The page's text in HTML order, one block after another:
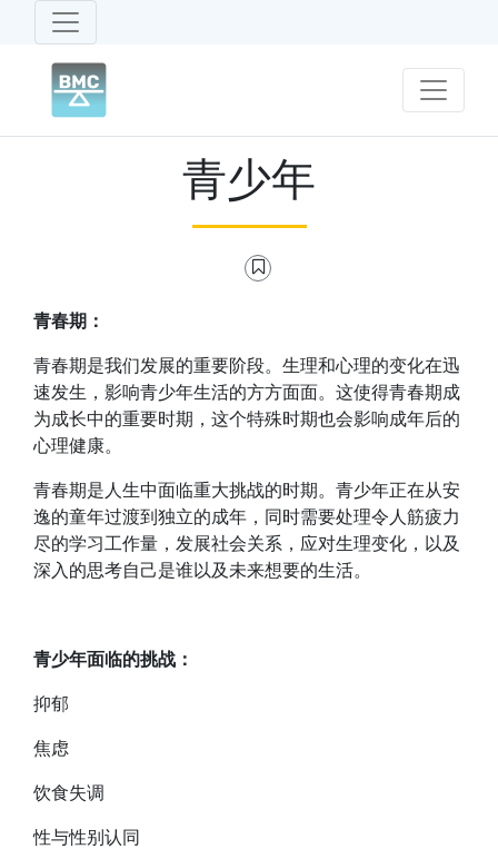
青少年
青春期：
青春期是我们发展的重要阶段。生理和心理的变化在迅
速发生，影响青少年生活的方方面面。这使得青春期成
为成长中的重要时期，这个特殊时期也会影响成年后的
心理健康。
青春期是人生中面临重大挑战的时期。青少年正在从安
逸的童年过渡到独立的成年，同时需要处理令人筋疲力
尽的学习工作量，发展社会关系，应对生理变化，以及
深入的思考自己是谁以及未来想要的生活。
青少年面临的挑战：
抑郁
焦虑
饮食失调
性与性别认同